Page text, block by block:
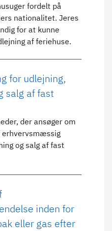
fordelt på
nationalitet. Jeres
for at kunne
af feriehuse.
for udlejning,
salg af fast
der ansøger om
og salg af fast
inden for
eller gas efter